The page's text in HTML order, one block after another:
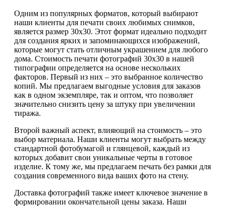
Одним из популярных форматов, который выбирают
наши клиенты для печати своих любимых снимков,
является размер 30х30. Этот формат идеально подходит
для создания ярких и запоминающихся изображений,
которые могут стать отличным украшением для любого
дома. Стоимость печати фотографий 30х30 в нашей
типографии определяется на основе нескольких
факторов. Первый из них – это выбранное количество
копий. Мы предлагаем выгодные условия для заказов
как в одном экземпляре, так и оптом, что позволяет
значительно снизить цену за штуку при увеличении
тиража.
Второй важный аспект, влияющий на стоимость – это
выбор материала. Наши клиенты могут выбрать между
стандартной фотобумагой и глянцевой, каждый из
которых добавит свои уникальные черты в готовое
изделие. К тому же, мы предлагаем печать без рамки для
создания современного вида ваших фото на стену.
Доставка фотографий также имеет ключевое значение в
формировании окончательной цены заказа. Наши